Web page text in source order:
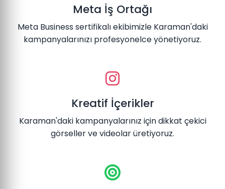
Meta İş Ortağı
Meta Business sertifikalı ekibimizle Karaman'daki
kampanyalarınızı profesyonelce yönetiyoruz.
Kreatif İçerikler
Karaman'daki kampanyalarınız için dikkat çekici
görseller ve videolar üretiyoruz.